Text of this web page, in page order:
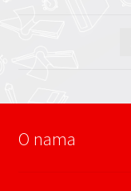
O nama